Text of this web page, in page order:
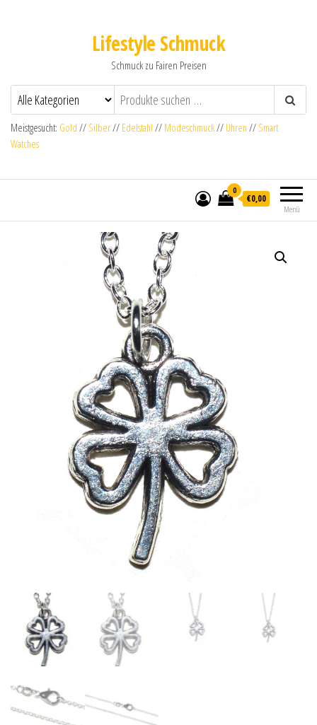
Lifestyle Schmuck
Schmuck zu Fairen Preisen
Meistgesucht: Gold // Silber// Edelstahl // Modeschmuck// Uhren // Smart
Watches
Menü
0
€0,00